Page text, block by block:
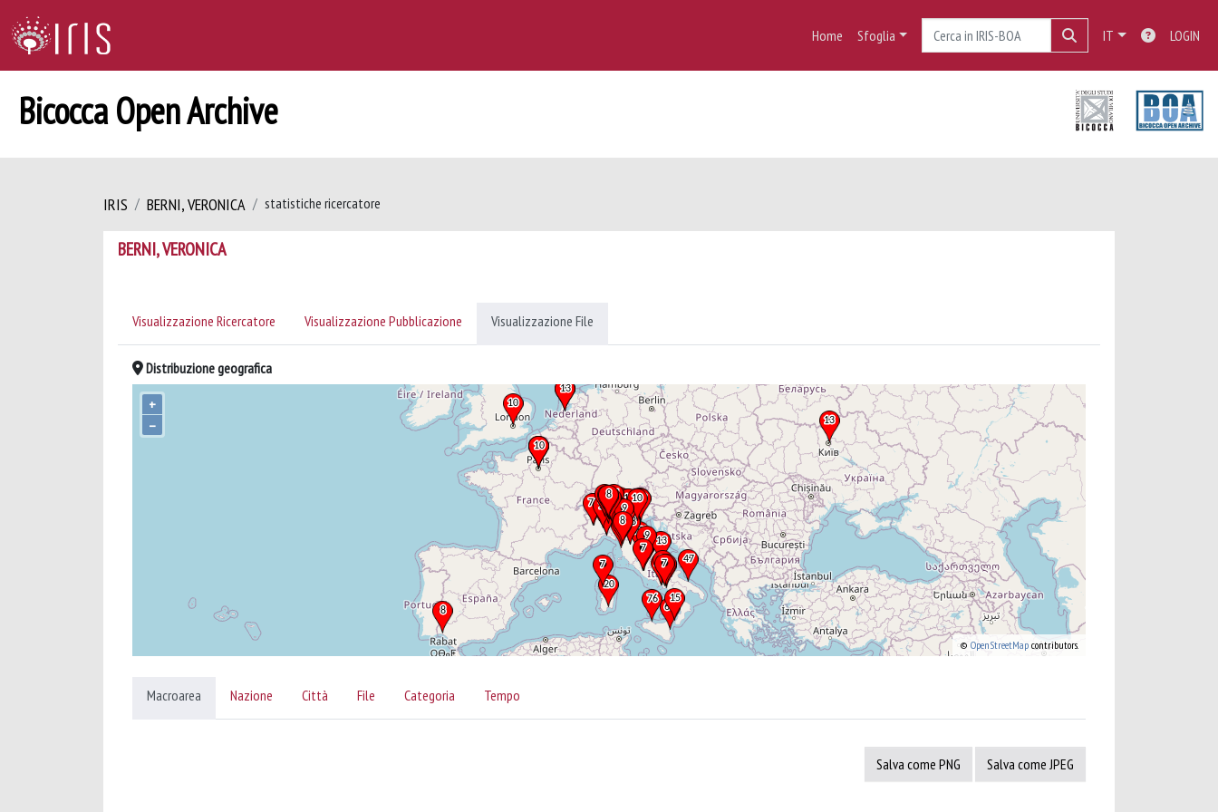
Home Sfoglia IT LOGIN
Bicocca Open Archive
IRIS BERNI, VERONICA statistiche ricercatore
BERNI, VERONICA
Visualizzazione Ricercatore Visualizzazione Pubblicazione Visualizzazione File
Distribuzione geografica
+
–
© OpenStreetMap contributors.
Macroarea Nazione Città File Categoria Tempo
Salva come PNG Salva come JPEG